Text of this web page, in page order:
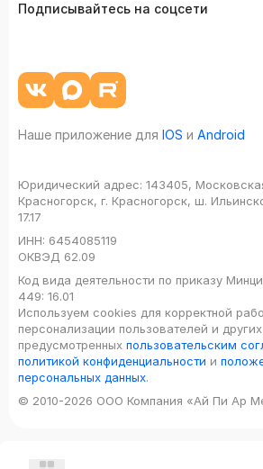
Подписывайтесь на соцсети
Наше приложение для IOS и Android
Юридический адрес: 143405,
Красногорск, г. Красногорск, ш.
17.17
ИНН: 6454085119
ОКВЭД 62.09
Код вида деятельности по приказу
449: 16.01
Используем cookies для корректной
персонализации пользователей и
предусмотренных пользовательским
политикой конфиденциальности и
персональных данных.
© 2010-2026 ООО Компания «Ай Пи Ар